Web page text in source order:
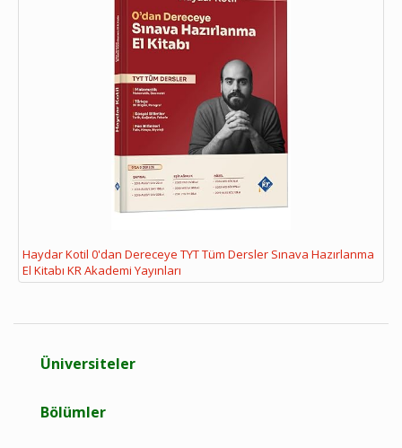
Haydar Kotil 0'dan Dereceye TYT Tüm Dersler Sınava Hazırlanma
El Kitabı KR Akademi Yayınları
Üniversiteler
Bölümler